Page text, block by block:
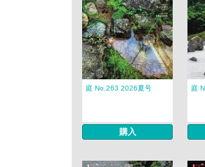
庭 No.263 2026夏号
購入
庭